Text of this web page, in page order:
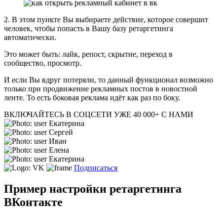
2. В этом пункте Вы выбираете действие, которое совершит
человек, чтобы попасть в Вашу базу ретаргетинга
автоматически.
Это может быть: лайк, репост, скрытие, переход в
сообщество, просмотр.
И если Вы вдруг потеряли, то данный функционал возможно
только при продвижение рекламных постов в новостной
ленте. То есть боковая реклама идёт как раз по боку.
ВКЛЮЧАЙТЕСЬ В СОЦСЕТИ УЖЕ 40 000+ С НАМИ
Екатерина
Сергей
Иван
Елена
Екатерина
Подписаться
Пример настройки ретаргетинга
ВКонтакте